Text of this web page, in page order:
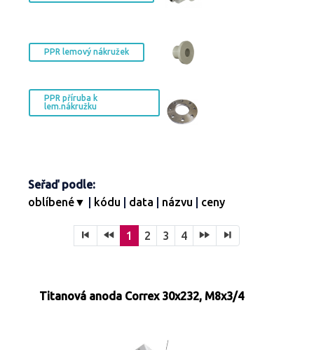
PPR lemový nákružek
PPR příruba k
lem.nákružku
Seřaď podle:
oblíbené▼
kódu data názvu ceny
1 2 3 4
Titanová anoda Correx 30x232, M8x3/4